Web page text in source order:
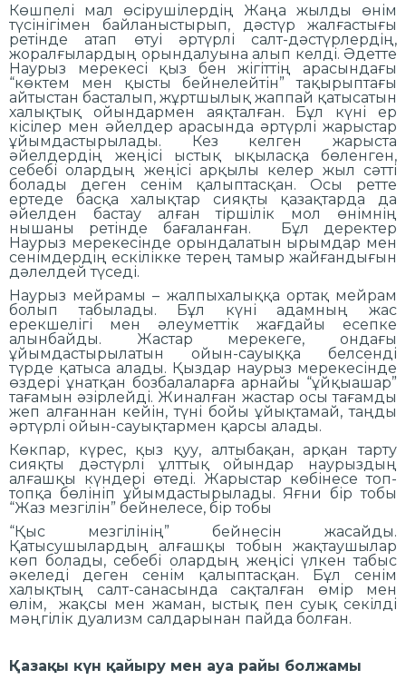
Көшпелі мал өсірушілердің Жаңа жылды өнім
түсінігімен байланыстырып, дәстүр жалғастығы
ретінде атап өтуі әртүрлі салт-дәстүрлердің,
жоралғылардың орындалуына алып келді. Әдетте
Наурыз мерекесі қыз бен жігіттің арасындағы
“көктем мен қысты бейнелейтін” тақырыптағы
айтыстан басталып, жұртшылық жаппай қатысатын
халықтық ойындармен аяқталған. Бұл күні ер
кісілер мен әйелдер арасында әртүрлі жарыстар
ұйымдастырылады. Кез келген жарыста
әйелдердің жеңісі ыстық ықыласқа бөленген,
себебі олардың жеңісі арқылы келер жыл сәтті
болады деген сенім қалыптасқан. Осы ретте
ертеде басқа халықтар сияқты қазақтарда да
әйелден бастау алған тіршілік мол өнімнің
нышаны ретінде бағаланған. Бұл деректер
Наурыз мерекесінде орындалатын ырымдар мен
сенімдердің ескілікке терең тамыр жайғандығын
дәлелдей түседі.
Наурыз мейрамы – жалпыхалыққа ортақ мейрам
болып табылады. Бұл күні адамның жас
ерекшелігі мен әлеуметтік жағдайы есепке
алынбайды. Жастар мерекеге, ондағы
ұйымдастырылатын ойын-сауыққа белсенді
түрде қатыса алады. Қыздар наурыз мерекесінде
өздері ұнатқан бозбалаларға арнайы “ұйқыашар”
тағамын әзірлейді. Жиналған жастар осы тағамды
жеп алғаннан кейін, түні бойы ұйықтамай, таңды
әртүрлі ойын-сауықтармен қарсы алады.
Көкпар, күрес, қыз қуу, алтыбақан, арқан тарту
сияқты дәстүрлі ұлттық ойындар наурыздың
алғашқы күндері өтеді. Жарыстар көбінесе топ-
топқа бөлініп ұйымдастырылады. Яғни бір тобы
“Жаз мезгілін” бейнелесе, бір тобы
“Қыс мезгілінің” бейнесін жасайды.
Қатысушылардың алғашқы тобын жақтаушылар
көп болады, себебі олардың жеңісі үлкен табыс
әкеледі деген сенім қалыптасқан. Бұл сенім
халықтың салт-санасында сақталған өмір мен
өлім, жақсы мен жаман, ыстық пен суық секілді
мәңгілік дуализм салдарынан пайда болған.
Қазақы күн қайыру мен ауа райы болжамы